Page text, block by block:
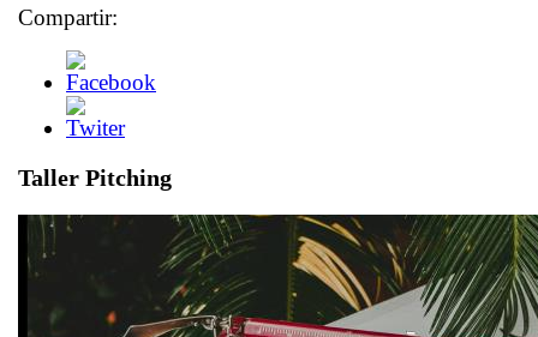
Compartir:
Taller Pitching